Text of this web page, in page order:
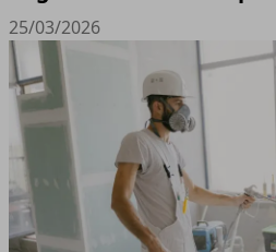
25/03/2026